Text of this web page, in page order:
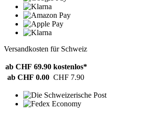
Versandkosten für Schweiz
ab CHF 69.90 kostenlos*
ab CHF 0.00 CHF 7.90